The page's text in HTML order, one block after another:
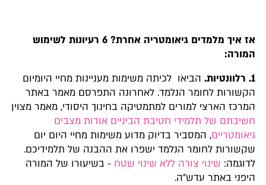
אז איך מלמדים גיאומטריה אחרת? 6 רעיונות לשימוש
המורה:
1. רלוונטיות.הביאו לכיתה משימות מעניינות מחיי היומיום
הקשורות לחומר הנלמד. לאחרונה התפרסם מאמר באתר
המרכז הארצי למורים למתמטיקה בחינוך היסודי, מאמר מצוין
חשיבתם של תלמידי חטיבת הביניים אודות מצבים
גיאומטריים, המסביר בדיוק מדוע משימות מחיי היום יום
שקשורות לחומר הנלמד ישפרו את ההבנה של תלמידיכם.
לדוגמה: שינוי צורה ללא שינוי שטח - בשיעורו של המורה
היפני באתר עדש"ה.